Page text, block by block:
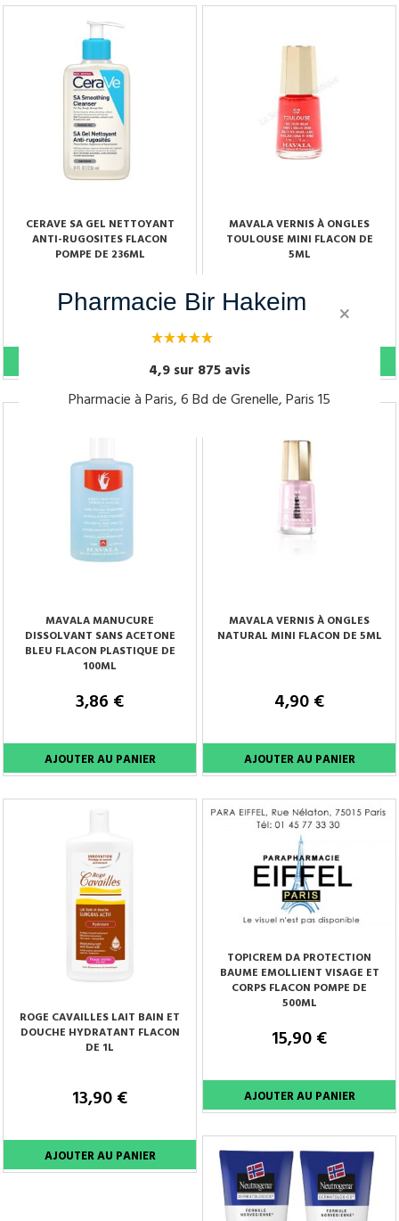
×
Pharmacie Bir Hakeim
4,9 sur 875 avis
Pharmacie à Paris, 6 Bd de Grenelle, Paris 15
CERAVE SA GEL NETTOYANT
ANTI-RUGOSITES FLACON
POMPE DE 236ML
11,90 €
MAVALA VERNIS À ONGLES
TOULOUSE MINI FLACON DE
5ML
4,90 €
MAVALA MANUCURE
DISSOLVANT SANS ACETONE
BLEU FLACON PLASTIQUE DE
100ML
3,86 €
MAVALA VERNIS À ONGLES
NATURAL MINI FLACON DE 5ML
4,90 €
ROGE CAVAILLES LAIT BAIN ET
DOUCHE HYDRATANT FLACON
DE 1L
13,90 €
TOPICREM DA PROTECTION
BAUME EMOLLIENT VISAGE ET
CORPS FLACON POMPE DE
500ML
15,90 €